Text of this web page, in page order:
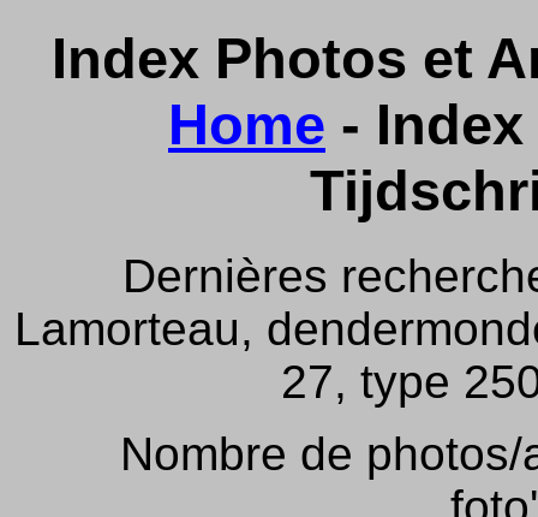
Index Photos et
Home -
Dernières
Lamorteau,
27, type
Nombre de